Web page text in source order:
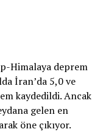
Himalaya deprem
İran’da 5,0 ve
kaydedildi. Ancak
gelen en
öne çıkıyor.